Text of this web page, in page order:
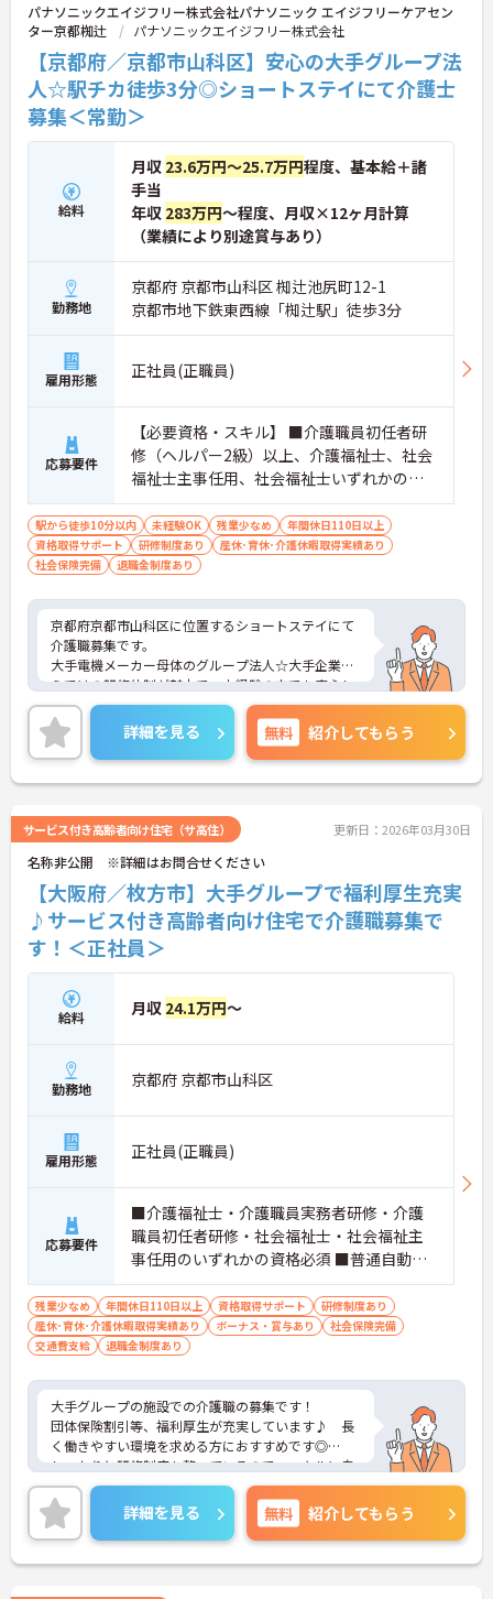
パナソニックエイジフリー株式会社パナソニック エイジフリーケアセン
ター京都椥辻
パナソニックエイジフリー株式会社
【京都府／京都市山科区】安心の大手グループ法
人☆駅チカ徒歩3分◎ショートステイにて介護士
募集＜常勤＞
給料
月収 23.6万円～25.7万円程度、基本給＋諸
手当
年収 283万円～程度、月収×12ヶ月計算
（業績により別途賞与あり）
勤務地
京都府 京都市山科区 椥辻池尻町12-1
京都市地下鉄東西線「椥辻駅」徒歩3分
雇用形態 正社員(正職員)
応募要件
【必要資格・スキル】 ■介護職員初任者研
修（ヘルパー2級）以上、介護福祉士、社会
福祉士主事任用、社会福祉士いずれかの資
格をお持ちの方 ■普通自動車運転免許（AT
限定可）
駅から徒歩10分以内 未経験OK 残業少なめ
年間休日110日以上
資格取得サポート
研修制度あり
産休･育休･介護休暇取得実績あり
社会保険完備
退職金制度あり
京都府京都市山科区に位置するショートステイにて
介護職募集です。
大手電機メーカー母体のグループ法人☆大手企業な
らではの研修体制が魅力で、未経験の方でも安心し
てチャレンジできる環境です。
また、年間休日114日とお休みも多め、メリハリを
つけてはたらくことができます。
ご興味のある方には、面接対策ポイントなど、さら
に詳細をお話いたしますので、お気軽にご相談くだ
詳細を見る 無料 紹介してもらう
サービス付き高齢者向け住宅（サ高住） 更新日：2026年03月30日
名称非公開 ※詳細はお問合せください
【大阪府／枚方市】大手グループで福利厚生充実
♪サービス付き高齢者向け住宅で介護職募集で
す！＜正社員＞
給料 月収 24.1万円～
勤務地 京都府 京都市山科区
雇用形態 正社員(正職員)
応募要件
■介護福祉士・介護職員実務者研修・介護
職員初任者研修・社会福祉士・社会福祉主
事任用のいずれかの資格必須 ■普通自動車
免許（AT限定可）必須
残業少なめ 年間休日110日以上 資格取得サポート
研修制度あり
産休･育休･介護休暇取得実績あり
ボーナス・賞与あり
社会保険完備
交通費支給
退職金制度あり
大手グループの施設での介護職の募集です！
団体保険割引等、福利厚生が充実しています♪ 長
く働きやすい環境を求める方におすすめです◎
しっかりと研修制度も整っているので、スキルに自
信がない方でもご安心ください☆
ご興味のある方には、面接対策ポイントなど、さら
に詳細をお話しいたしますのでお気軽にご相談くだ
さい！
詳細を見る 無料 紹介してもらう